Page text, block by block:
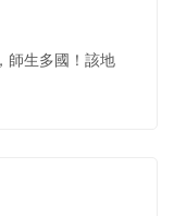
師生多國！該地